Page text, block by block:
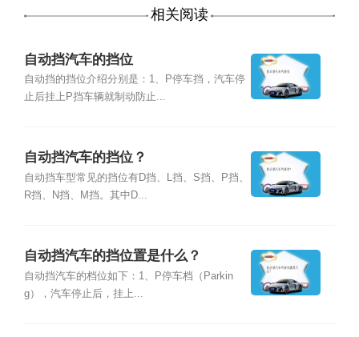
相关阅读
自动挡汽车的挡位
自动挡的挡位介绍分别是：1、P停车挡，汽车停
止后挂上P挡车辆就制动防止...
自动挡汽车的挡位？
自动挡车型常见的挡位有D挡、L挡、S挡、P挡、
R挡、N挡、M挡。其中D...
自动挡汽车的挡位置是什么？
自动挡汽车的档位如下：1、P停车档（Parkin
g），汽车停止后，挂上...